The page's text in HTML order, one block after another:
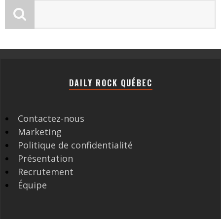
DAILY ROCK QUÉBEC
Contactez-nous
Marketing
Politique de confidentialité
Présentation
Recrutement
Équipe